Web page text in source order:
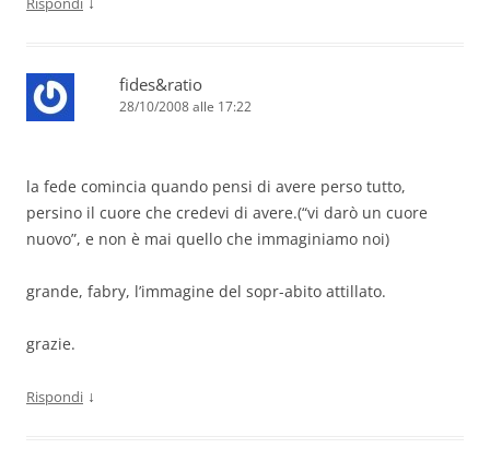
fides&ratio
28/10/2008 alle 17:22
la fede comincia quando pensi di avere perso tutto,
persino il cuore che credevi di avere.(“vi darò un cuore
nuovo”, e non è mai quello che immaginiamo noi)
grande, fabry, l’immagine del sopr-abito attillato.
grazie.
Rispondi ↓